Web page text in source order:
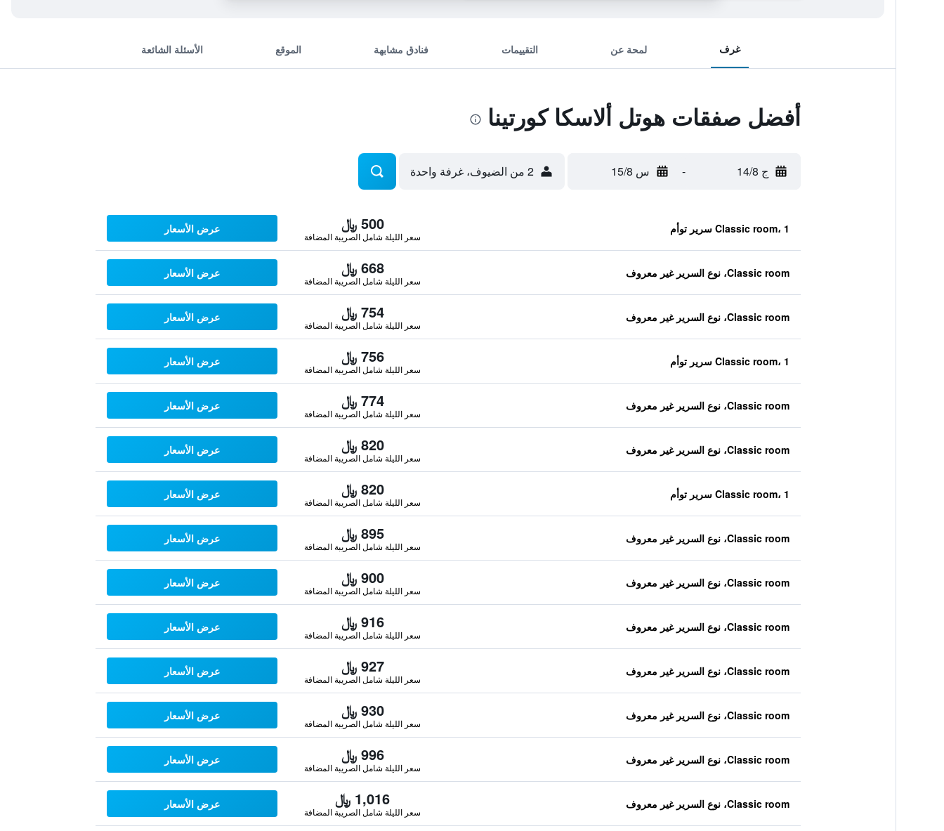
غرف لمحة عن التقييمات فنادق مشابهة الموقع الأسئلة الشائعة
أفضل صفقات هوتل ألاسكا كورتينا
ج 14/8 - س 15/8 2 من الضيوف، غرفة واحدة
Classic room، 1 سرير توأم 500 ﷼
سعر الليلة شامل الصريبة المضافة
عرض الأسعار
Classic room، نوع السرير غير معروف 668 ﷼
سعر الليلة شامل الصريبة المضافة
عرض الأسعار
Classic room، نوع السرير غير معروف 754 ﷼
سعر الليلة شامل الصريبة المضافة
عرض الأسعار
Classic room، 1 سرير توأم 756 ﷼
سعر الليلة شامل الصريبة المضافة
عرض الأسعار
Classic room، نوع السرير غير معروف 774 ﷼
سعر الليلة شامل الصريبة المضافة
عرض الأسعار
Classic room، نوع السرير غير معروف 820 ﷼
سعر الليلة شامل الصريبة المضافة
عرض الأسعار
Classic room، 1 سرير توأم 820 ﷼
سعر الليلة شامل الصريبة المضافة
عرض الأسعار
Classic room، نوع السرير غير معروف 895 ﷼
سعر الليلة شامل الصريبة المضافة
عرض الأسعار
Classic room، نوع السرير غير معروف 900 ﷼
سعر الليلة شامل الصريبة المضافة
عرض الأسعار
Classic room، نوع السرير غير معروف 916 ﷼
سعر الليلة شامل الصريبة المضافة
عرض الأسعار
Classic room، نوع السرير غير معروف 927 ﷼
سعر الليلة شامل الصريبة المضافة
عرض الأسعار
Classic room، نوع السرير غير معروف 930 ﷼
سعر الليلة شامل الصريبة المضافة
عرض الأسعار
Classic room، نوع السرير غير معروف 996 ﷼
سعر الليلة شامل الصريبة المضافة
عرض الأسعار
Classic room، نوع السرير غير معروف 1,016 ﷼
سعر الليلة شامل الصريبة المضافة
عرض الأسعار